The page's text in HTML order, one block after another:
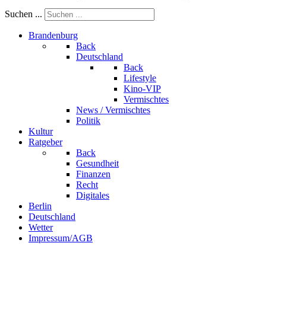
Suchen ...
Brandenburg
Back
Deutschland
Back
Lifestyle
Kino-VIP
Vermischtes
News / Vermischtes
Politik
Kultur
Ratgeber
Back
Gesundheit
Finanzen
Recht
Digitales
Berlin
Deutschland
Wetter
Impressum/AGB